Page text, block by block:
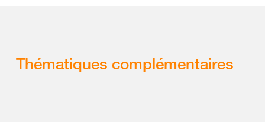
Thématiques complémentaires